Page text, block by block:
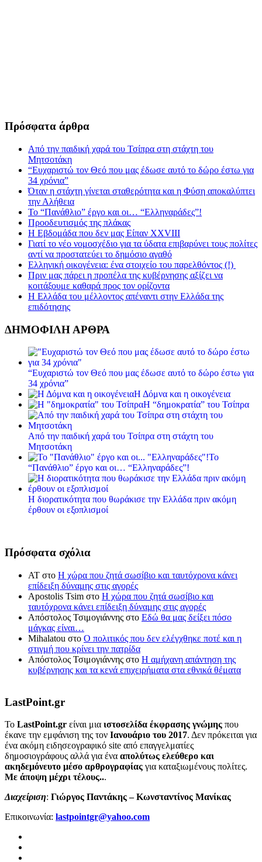
Πρόσφατα άρθρα
Από την παιδική χαρά του Τσίπρα στη στάχτη του
Μητσοτάκη
“Ευχαριστώ τον Θεό που μας έδωσε αυτό το δώρο έστω για
34 χρόνια”
Όταν η στάχτη γίνεται σταθερότητα και η Φύση αποκαλύπτει
την Αλήθεια
Το “Πανάθλιο” έργο και οι… “Ελληναράδες”!
Προοδευτισμός της πλάκας
Η Εβδομάδα που δεν μας Είπαν XXVIII
Γιατί το νέο νομοσχέδιο για τα ύδατα επιβαρύνει τους πολίτες
αντί να προστατεύει το δημόσιο αγαθό
Ελληνική οικογένεια: ένα στοιχείο του παρελθόντος (!)
Πριν μας πάρει η προπέλα της κυβέρνησης αξίζει να
κοιτάξουμε καθαρά προς τον ορίζοντα
Η Ελλάδα του μέλλοντος απέναντι στην Ελλάδα της
επιδότησης
ΔΗΜΟΦΙΛΗ ΑΡΘΡΑ
“Ευχαριστώ τον Θεό που μας έδωσε αυτό το δώρο έστω για
34 χρόνια”
Η Δόμνα και η οικογένεια
Η “δημοκρατία” του Τσίπρα
Από την παιδική χαρά του Τσίπρα στη στάχτη του
Μητσοτάκη
Το
“Πανάθλιο” έργο και οι… “Ελληναράδες”!
Η διορατικότητα που θωράκισε την Ελλάδα πριν ακόμη
έρθουν οι εξοπλισμοί
Πρόσφατα σχόλια
ΑΤ στο Η χώρα που ζητά σωσίβιο και ταυτόχρονα κάνει
επίδειξη δύναμης στις αγορές
Apostolis Tsim στο Η χώρα που ζητά σωσίβιο και
ταυτόχρονα κάνει επίδειξη δύναμης στις αγορές
Απόστολος Τσιμογιάννης στο Εδώ θα μας δείξει πόσο
μάγκας είναι…
Mihalatou στο Ο πολιτικός που δεν ελέγχθηκε ποτέ και η
στιγμή που κρίνει την πατρίδα
Απόστολος Τσιμογιάννης στο Η αμήχανη απάντηση της
κυβέρνησης και τα κενά επιχειρήματα στα εθνικά θέματα
LastPoint.gr
To LastPoint.gr είναι μια ιστοσελίδα έκφρασης γνώμης που
έκανε την εμφάνιση της τον Ιανουάριο του 2017. Δεν πρόκειται για
ένα ακόμη ειδησεογραφικό site από επαγγελματίες
δημοσιογράφους αλλά για ένα απολύτως ελεύθερο και
ακηδεμόνευτο μέσο αρθρογραφίας για καταξιωμένους πολίτες.
Με άποψη μέχρι τέλους...
Διαχείριση: Γιώργος Παντάκης – Κωνσταντίνος Μανίκας
Επικοινωνία: lastpointgr@yahoo.com